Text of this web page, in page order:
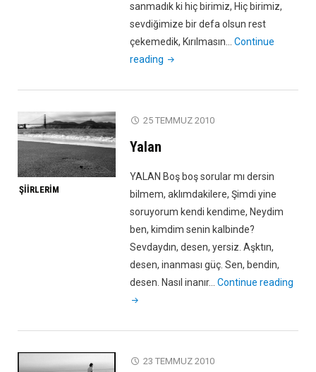
sanmadık ki hiç birimiz, Hiç birimiz,
sevdiğimize bir defa olsun rest
çekemedik, Kırılmasın…Continue
reading "Biz
ŞIIRLERIM
25 TEMMUZ 2010
Yalan
YALAN Boş boş sorular mı dersin
bilmem, aklımdakilere, Şimdi yine
soruyorum kendi kendime, Neydim
ben, kimdim senin kalbinde?
Sevdaydın, desen, yersiz. Aşktın,
desen, inanması güç. Sen, bendin,
desen. Nasıl inanır…Continue reading
23 TEMMUZ 2010